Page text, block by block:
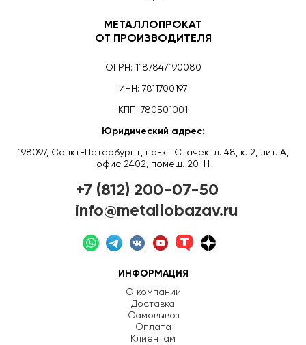
МЕТАЛЛОПРОКАТ
ОТ ПРОИЗВОДИТЕЛЯ
ОГРН: 1187847190080
ИНН: 7811700197
КПП: 780501001
Юридический адрес:
198097, Санкт-Петербург г, пр-кт Стачек, д. 48, к. 2, лит. А,
офис 2402, помещ. 20-Н
+7 (812) 200-07-50
info@metallobazav.ru
ИНФОРМАЦИЯ
О компании
Доставка
Самовывоз
Оплата
Клиентам